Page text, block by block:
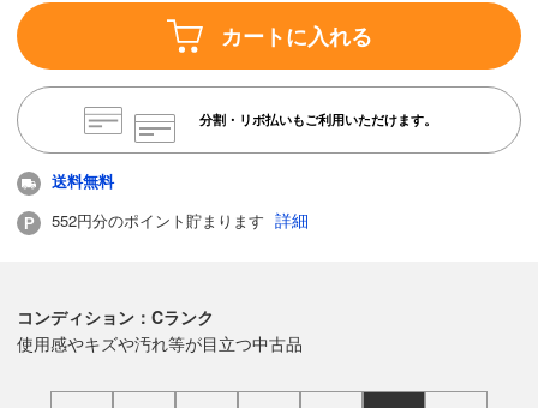
カートに入れる
分割・リボ払いもご利用いただけます。
送料無料
552円分のポイント貯まります 詳細
コンディション：Cランク
使用感やキズや汚れ等が目立つ中古品